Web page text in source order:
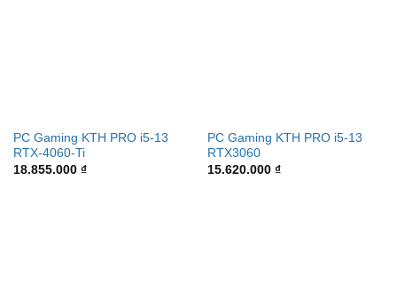
PC Gaming KTH PRO i5-13
RTX-4060-Ti
18.855.000 ₫
PC Gaming KTH PRO i5-13
RTX3060
15.620.000 ₫